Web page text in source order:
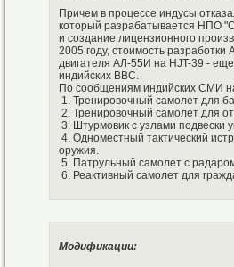
Причем в процессе индусы
который разрабатывается НПО
и создание лицензионного
2005 году, стоимость
двигателя АЛ-55И на HJT-39 -
индийских ВВС.
По сообщениям индийских СМИ
1. Тренировочный самолет для
2. Тренировочный самолет для
3. Штурмовик с узлами подвески
4. Одноместный тактический
оружия.
5. Патрульный самолет с
6. Реактивный самолет для
Модификации: